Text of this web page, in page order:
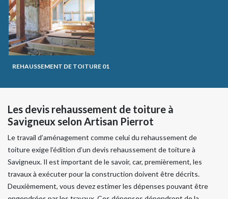
REHAUSSEMENT DE TOITURE 01
Les devis rehaussement de toiture à
Savigneux selon Artisan Pierrot
Le travail d’aménagement comme celui du rehaussement de
toiture exige l’édition d’un devis rehaussement de toiture à
Savigneux. Il est important de le savoir, car, premièrement, les
travaux à exécuter pour la construction doivent être décrits.
Deuxièmement, vous devez estimer les dépenses pouvant être